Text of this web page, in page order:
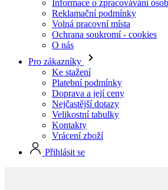
Pro zákazníky
Ke stažení
Platební podmínky
Doprava a její ceny
Nejčastější dotazy
Velikostní tabulky
Kontakty
Vrácení zboží
Přihlásit se